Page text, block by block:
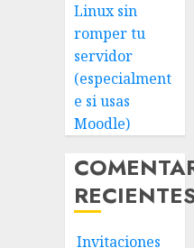
Linux sin
romper tu
servidor
(especialment
e si usas
Moodle)
Invitaciones